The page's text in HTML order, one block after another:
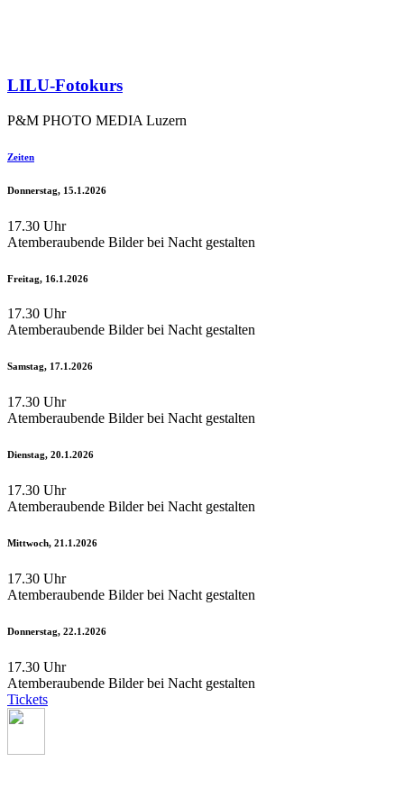
LILU-Fotokurs
P&M PHOTO MEDIA Luzern
Zeiten
Donnerstag, 15.1.2026
17.30 Uhr
Atemberaubende Bilder bei Nacht gestalten
Freitag, 16.1.2026
17.30 Uhr
Atemberaubende Bilder bei Nacht gestalten
Samstag, 17.1.2026
17.30 Uhr
Atemberaubende Bilder bei Nacht gestalten
Dienstag, 20.1.2026
17.30 Uhr
Atemberaubende Bilder bei Nacht gestalten
Mittwoch, 21.1.2026
17.30 Uhr
Atemberaubende Bilder bei Nacht gestalten
Donnerstag, 22.1.2026
17.30 Uhr
Atemberaubende Bilder bei Nacht gestalten
Tickets